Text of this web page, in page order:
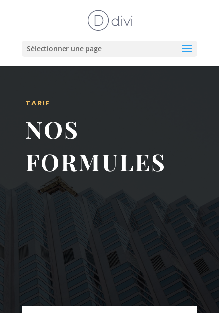
Sélectionner une page
TARIF
NOS
FORMULES